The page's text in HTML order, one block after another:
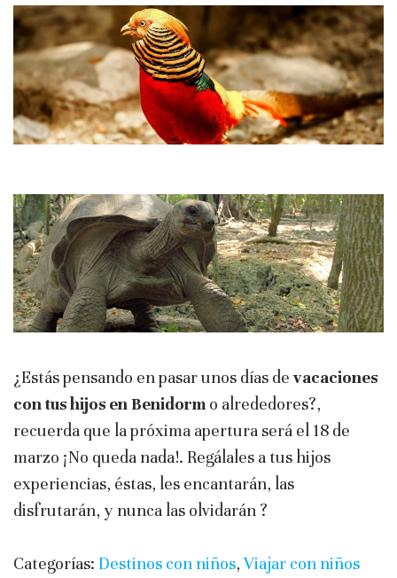
¿Estás pensando en pasar unos días devacaciones
con tus hijos en Benidorm o alrededores?,
recuerda que la próxima apertura será el 18 de
marzo ¡No queda nada!. Regálales a tus hijos
experiencias, éstas, les encantarán, las
disfrutarán, y nunca las olvidarán ?
Categorías: Destinos con niños, Viajar con niños